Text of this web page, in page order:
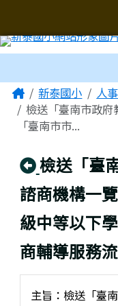
主內容區域
Home新泰國小 人
檢送「臺南市政
「臺南市市...
回上頁
檢送「臺
諮商機構一
級中等以下
商輔導服務
主旨：檢送「臺
頁尾區域